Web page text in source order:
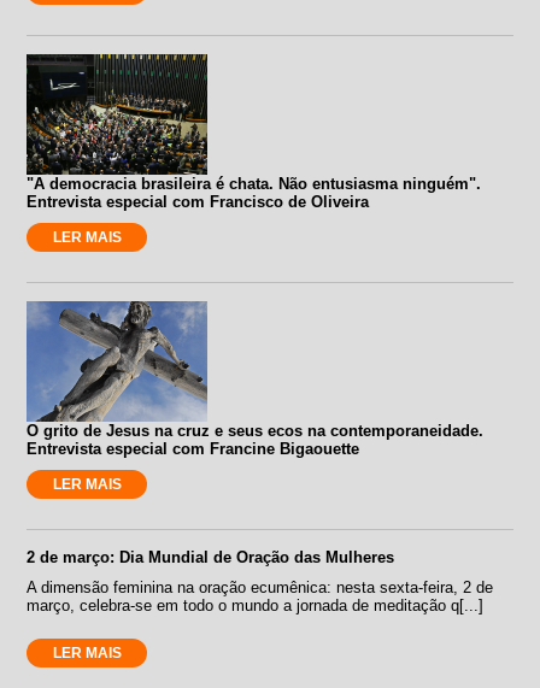
"A democracia brasileira é chata. Não entusiasma ninguém".
Entrevista especial com Francisco de Oliveira
LER MAIS
O grito de Jesus na cruz e seus ecos na contemporaneidade.
Entrevista especial com Francine Bigaouette
LER MAIS
2 de março: Dia Mundial de Oração das Mulheres
A dimensão feminina na oração ecumênica: nesta sexta-feira, 2 de
março, celebra-se em todo o mundo a jornada de meditação q[...]
LER MAIS